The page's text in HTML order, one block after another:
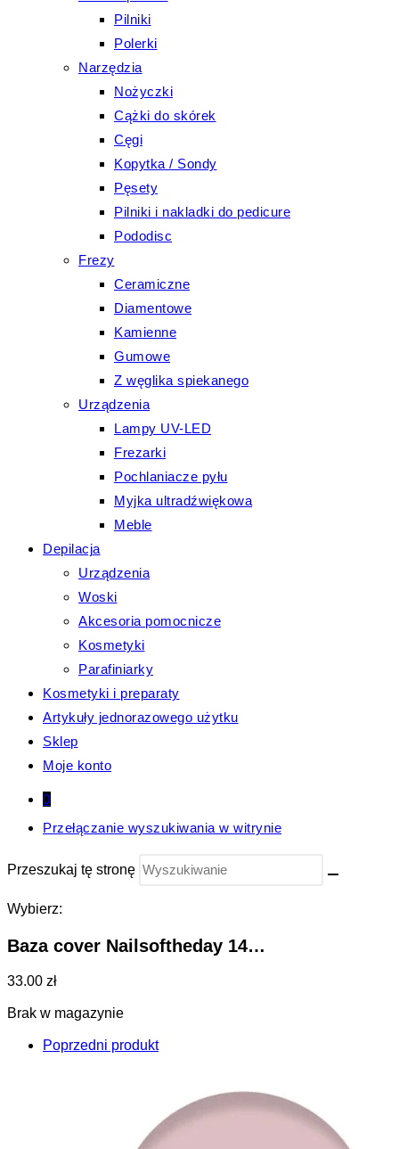
Pilniki
Polerki
Narzędzia
Nożyczki
Cążki do skórek
Cęgi
Kopytka / Sondy
Pęsety
Pilniki i nakladki do pedicure
Pododisc
Frezy
Ceramiczne
Diamentowe
Kamienne
Gumowe
Z węglika spiekanego
Urządzenia
Lampy UV-LED
Frezarki
Pochlaniacze pyłu
Myjka ultradźwiękowa
Meble
Depilacja
Urządzenia
Woski
Akcesoria pomocnicze
Kosmetyki
Parafiniarky
Kosmetyki i preparaty
Artykuły jednorazowego użytku
Sklep
Moje konto
0
Przełączanie wyszukiwania w witrynie
Przeszukaj tę stronę
Wybierz:
Baza cover Nailsoftheday 14…
33.00 zł
Brak w magazynie
Poprzedni produkt